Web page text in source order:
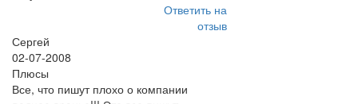
Ответить на
отзыв
Сергей
02-07-2008
Плюсы
Все, что пишут плохо о компании